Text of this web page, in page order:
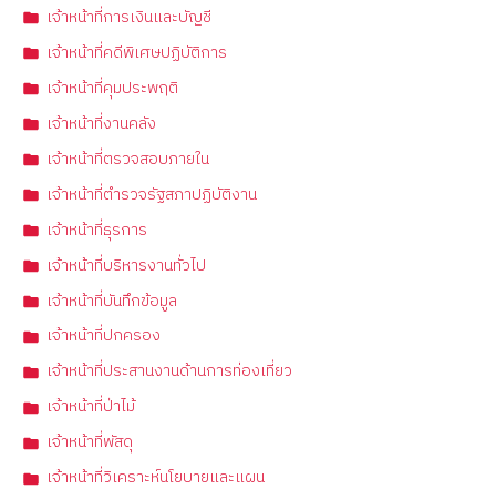
เจ้าหน้าที่การเงินและบัญชี
เจ้าหน้าที่คดีพิเศษปฏิบัติการ
เจ้าหน้าที่คุมประพฤติ
เจ้าหน้าที่งานคลัง
เจ้าหน้าที่ตรวจสอบภายใน
เจ้าหน้าที่ตำรวจรัฐสภาปฏิบัติงาน
เจ้าหน้าที่ธุรการ
เจ้าหน้าที่บริหารงานทั่วไป
เจ้าหน้าที่บันทึกข้อมูล
เจ้าหน้าที่ปกครอง
เจ้าหน้าที่ประสานงานด้านการท่องเที่ยว
เจ้าหน้าที่ป่าไม้
เจ้าหน้าที่พัสดุ
เจ้าหน้าที่วิเคราะห์นโยบายและแผน